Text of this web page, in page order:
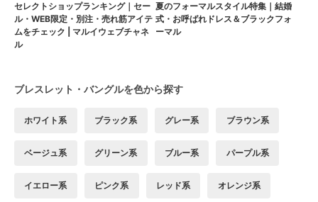
セレクトショップランキング｜セー
ル・WEB限定・別注・売れ筋アイテ
ムをチェック | マルイウェブチャネ
ル
夏のフォーマルスタイル特集｜結婚
式・お呼ばれドレス＆ブラックフォ
ーマル
ブレスレット・バングルを色から探す
ホワイト系 ブラック系 グレー系 ブラウン系
ベージュ系 グリーン系 ブルー系 パープル系
イエロー系 ピンク系 レッド系 オレンジ系